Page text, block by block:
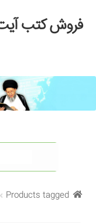
Skip
to
Skip
to
فروش کتب آیت
خانه
#97 (بدون عنوان)
Checkout
My account
Products tagged “توحید و این تیمیه”